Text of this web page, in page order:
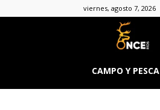
viernes, agosto 7, 2026
CAMPO Y PESCA